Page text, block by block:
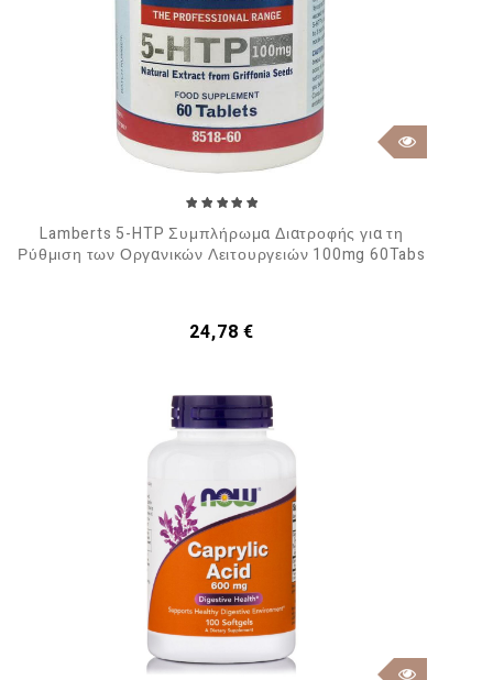
Lamberts 5-HTP Συμπλήρωμα Διατροφής για τη
Ρύθμιση των Οργανικών Λειτουργειών 100mg 60Tabs
Τιμή
24,78 €